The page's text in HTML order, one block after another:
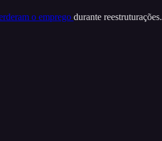
o emprego durante reestruturações.